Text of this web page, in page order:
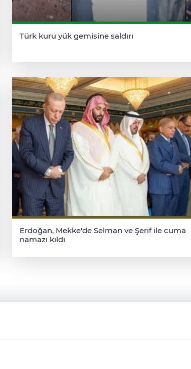
Türk kuru yük gemisine saldırı
Erdoğan, Mekke'de Selman ve Şerif ile cuma
namazı kıldı